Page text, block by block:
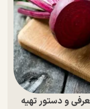
و دستور تهیه